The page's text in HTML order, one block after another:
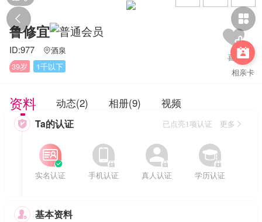
 

相亲卡
鲁修宜
ID:977 酒泉
39岁
1千以下
资料 动态(2) 相册(9) 视频
 Ta的认证 已点亮1项认证 更多


实名认证


手机认证


真人认证


学历认证
 基本资料